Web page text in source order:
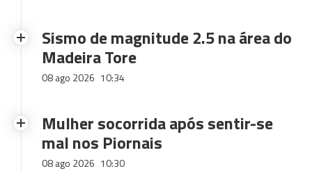
Sismo de magnitude 2.5 na área do
Madeira Tore
08 ago 2026 10:34
Mulher socorrida após sentir-se
mal nos Piornais
08 ago 2026 10:30